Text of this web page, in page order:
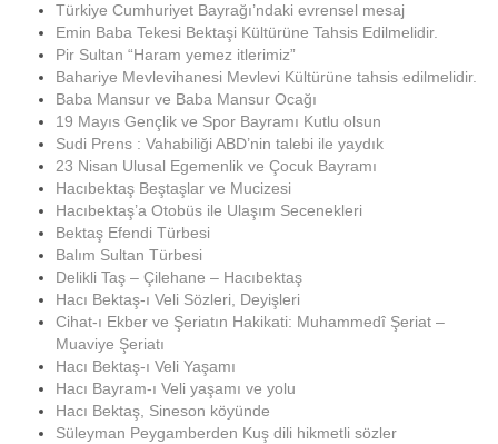
Türkiye Cumhuriyet Bayrağı’ndaki evrensel mesaj
Emin Baba Tekesi Bektaşi Kültürüne Tahsis Edilmelidir.
Pir Sultan “Haram yemez itlerimiz”
Bahariye Mevlevihanesi Mevlevi Kültürüne tahsis edilmelidir.
Baba Mansur ve Baba Mansur Ocağı
19 Mayıs Gençlik ve Spor Bayramı Kutlu olsun
Sudi Prens : Vahabiliği ABD’nin talebi ile yaydık
23 Nisan Ulusal Egemenlik ve Çocuk Bayramı
Hacıbektaş Beştaşlar ve Mucizesi
Hacıbektaş’a Otobüs ile Ulaşım Secenekleri
Bektaş Efendi Türbesi
Balım Sultan Türbesi
Delikli Taş – Çilehane – Hacıbektaş
Hacı Bektaş-ı Veli Sözleri, Deyişleri
Cihat-ı Ekber ve Şeriatın Hakikati: Muhammedî Şeriat –
Muaviye Şeriatı
Hacı Bektaş-ı Veli Yaşamı
Hacı Bayram-ı Veli yaşamı ve yolu
Hacı Bektaş, Sineson köyünde
Süleyman Peygamberden Kuş dili hikmetli sözler